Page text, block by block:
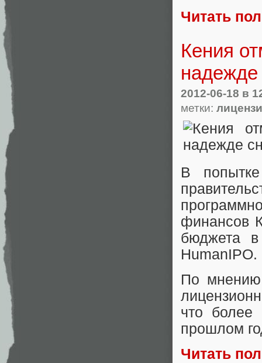
Читать
Кения
надежде
2012-06-18 в
метки:
В попытке
финансов
бюджета
HumanIPO.
По мнению
что более
прошлом
Читать